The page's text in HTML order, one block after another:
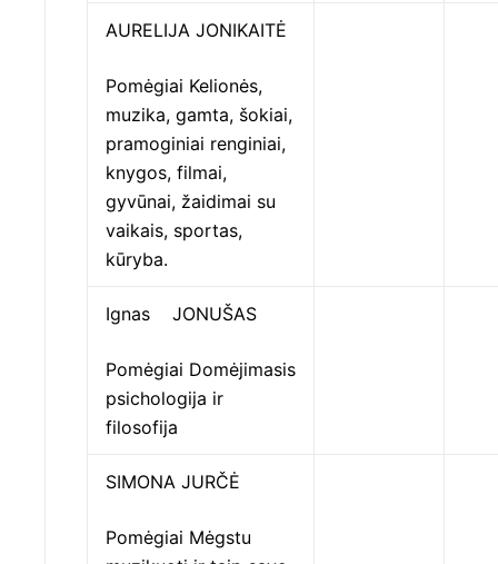
AURELIJA JONIKAITĖ
Pomėgiai Kelionės,
muzika, gamta, šokiai,
pramoginiai renginiai,
knygos, filmai,
gyvūnai, žaidimai su
vaikais, sportas,
kūryba.
Ignas JONUŠAS
Pomėgiai Domėjimasis
psichologija ir
filosofija
SIMONA JURČĖ
Pomėgiai Mėgstu